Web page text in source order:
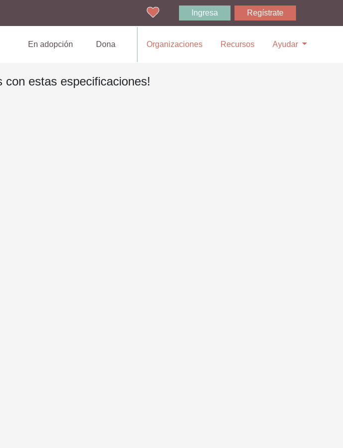
Ingresa Regístrate
En adopción (current)Dona Organizaciones Recursos Ayudar
con estas especificaciones!